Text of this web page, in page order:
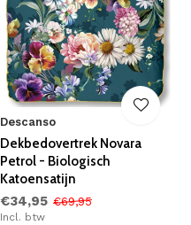
Descanso
Dekbedovertrek Novara
Petrol - Biologisch
Katoensatijn
€34,95 €69,95
Incl. btw